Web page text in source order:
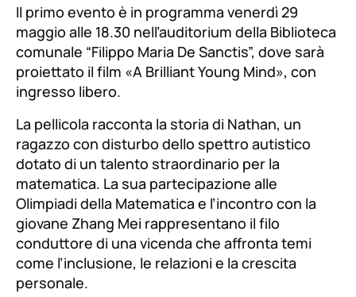
Il primo evento è in programma venerdì 29
maggio alle 18.30 nell’auditorium della Biblioteca
comunale “Filippo Maria De Sanctis”, dove sarà
proiettato il film «A Brilliant Young Mind», con
ingresso libero.
La pellicola racconta la storia di Nathan, un
ragazzo con disturbo dello spettro autistico
dotato di un talento straordinario per la
matematica. La sua partecipazione alle
Olimpiadi della Matematica e l’incontro con la
giovane Zhang Mei rappresentano il filo
conduttore di una vicenda che affronta temi
come l’inclusione, le relazioni e la crescita
personale.